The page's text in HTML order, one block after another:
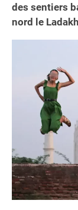
des sentiers
nord le